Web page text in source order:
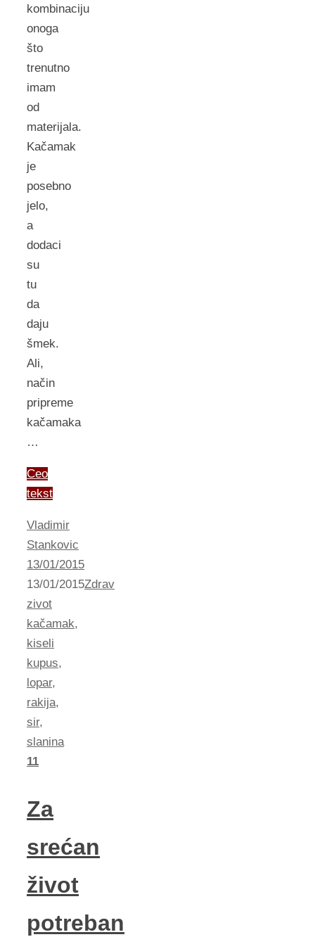
kombinaciju
onoga
što
trenutno
imam
od
materijala.
Kačamak
je
posebno
jelo,
a
dodaci
su
tu
da
daju
šmek.
Ali,
način
pripreme
kačamaka
…
Ceo
tekst
Vladimir
Stankovic
13/01/2015
13/01/2015Zdrav
zivot
kačamak,
kiseli
kupus,
lopar,
rakija,
sir,
slanina
11
Za
srećan
život
potreban